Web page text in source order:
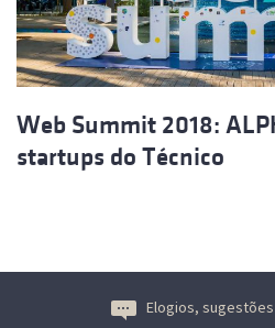
Web Summit 2018:
startups do Técnico
Elogios,